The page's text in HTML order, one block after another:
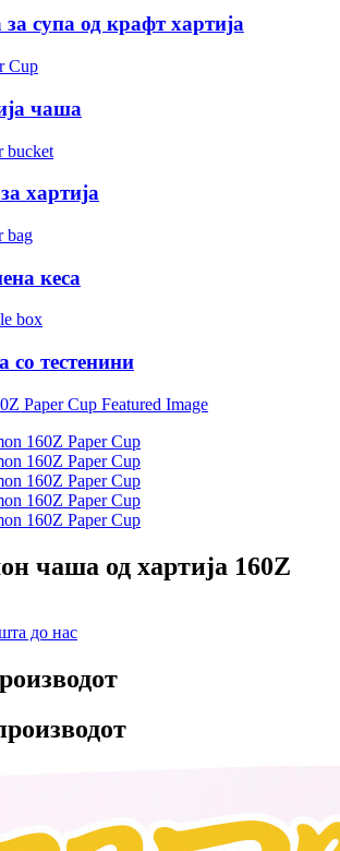
супа од крафт хартија
чаша
хартија
кеса
со тестенини
чаша од хартија 160Z
до нас